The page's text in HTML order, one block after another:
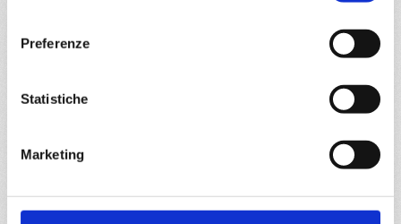
Preferenze
Statistiche
Marketing